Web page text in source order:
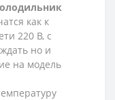
как к
220 В, с
но и
на модель